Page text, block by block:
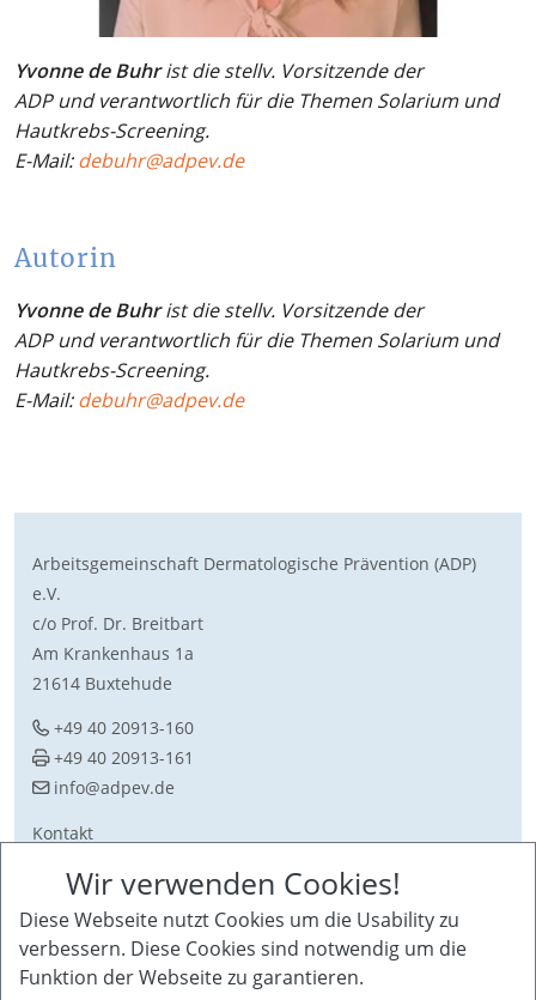
Yvonne de Buhrist die stellv. Vorsitzende der
ADP und verantwortlich für die Themen Solarium und
Hautkrebs-Screening.
E-Mail:debuhr@adpev.de
Autorin
Yvonne de Buhrist die stellv. Vorsitzende der
ADP und verantwortlich für die Themen Solarium und
Hautkrebs-Screening.
E-Mail:debuhr@adpev.de
Arbeitsgemeinschaft Dermatologische Prävention (ADP)
e.V.
c/o Prof. Dr. Breitbart
Am Krankenhaus 1a
21614 Buxtehude
+49 40 20913-160
+49 40 20913-161
ed.vepda@ofni
Kontakt
Sitemap
Impressum + Datenschutz
Wir verwenden Cookies!
Diese Webseite nutzt Cookies um die Usability zu
verbessern. Diese Cookies sind notwendig um die
Funktion der Webseite zu garantieren.